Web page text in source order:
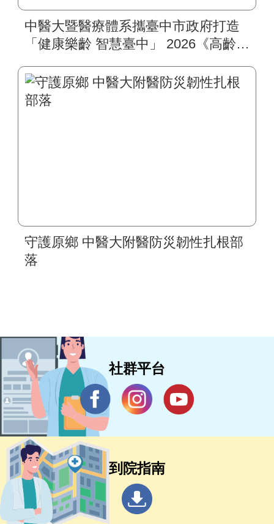
中醫大暨醫療體系攜臺中市政府打造
「健康樂齡 智慧臺中」 2026《高齡健
一站式疾病全人照護
守護原鄉 中醫大附醫防災韌性扎根部
落
社群平台
到院指南